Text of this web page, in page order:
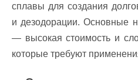
сплавы для создания
и дезодорации. Основные
— высокая стоимость и
которые требуют